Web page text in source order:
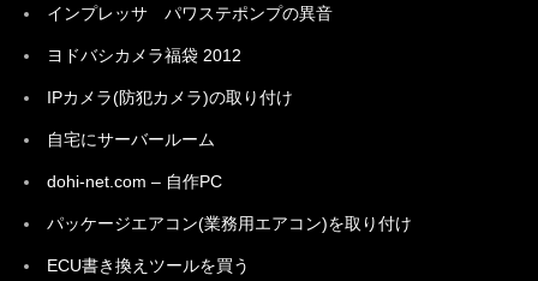
インプレッサ パワステポンプの異音
ヨドバシカメラ福袋 2012
IPカメラ(防犯カメラ)の取り付け
自宅にサーバールーム
dohi-net.com – 自作PC
パッケージエアコン(業務用エアコン)を取り付け
ECU書き換えツールを買う